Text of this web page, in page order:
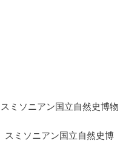
ミソニアン国立自然史博物
ミソニアン国立自然史博